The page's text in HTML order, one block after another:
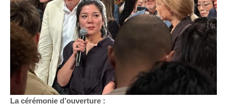
La cérémonie d’ouverture :